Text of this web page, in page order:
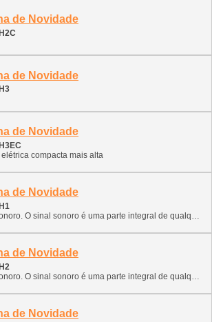
de Novidade
de Novidade
de Novidade
elétrica compacta mais alta
de Novidade
veículo. Forneça sinais para prevenir uma emergência. Esta classificação contém vários tipos de sinais sonoros. Pode ser instalado e utilizado em navios, barcos, ATVs, motos de neve e lanchas. 1. Sinal eletrônico (caracol, forjamento monofônico, forjamento bicolor) 2. Sinal de ar (pneumático com compressor) 3. Forjamento a ar (cilindro de gás comprimido)
de Novidade
veículo. Forneça sinais para prevenir uma emergência. Esta classificação contém vários tipos de sinais sonoros. Pode ser instalado e utilizado em navios, barcos, ATVs, motos de neve e lanchas. 1. Sinal eletrônico (caracol, forjamento monofônico, forjamento bicolor) 2. Sinal de ar (pneumático com compressor) 3. Forjamento a ar (cilindro de gás comprimido)
de Novidade